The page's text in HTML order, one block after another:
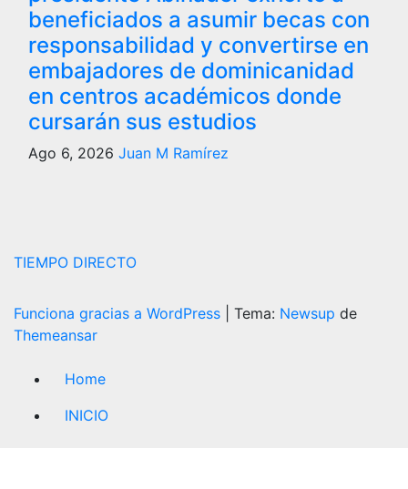
beneficiados a asumir becas con
responsabilidad y convertirse en
embajadores de dominicanidad
en centros académicos donde
cursarán sus estudios
Ago 6, 2026 Juan M Ramírez
TIEMPO DIRECTO
Funciona gracias a WordPress Tema: Newsup de
Themeansar
Home
INICIO